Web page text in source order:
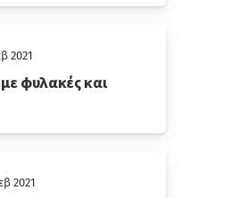
2021
φυλακές και
2021